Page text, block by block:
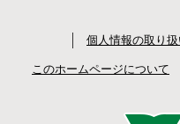
個人情報の取り
このホームページについて